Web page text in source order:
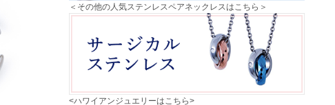
＜その他の人気ステンレスペアネックレスはこちら＞
<ハワイアンジュエリーはこちら>